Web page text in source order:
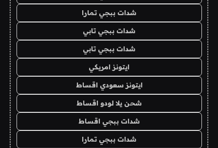
شدات ببجي تمارا
شدات ببجي تابي
شدات ببجي تابي
ايتونز امريكي
ايتونز سعودي اقساط
شحن يلا لودو اقساط
شدات ببجي اقساط
شدات ببجي تمارا